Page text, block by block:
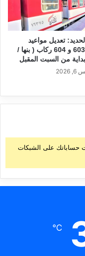
تعديل مواعيد
قطاري 603 و 604 ركاب ( بنها /
من السبت المقبل
حساباتك على الشبكات
℃